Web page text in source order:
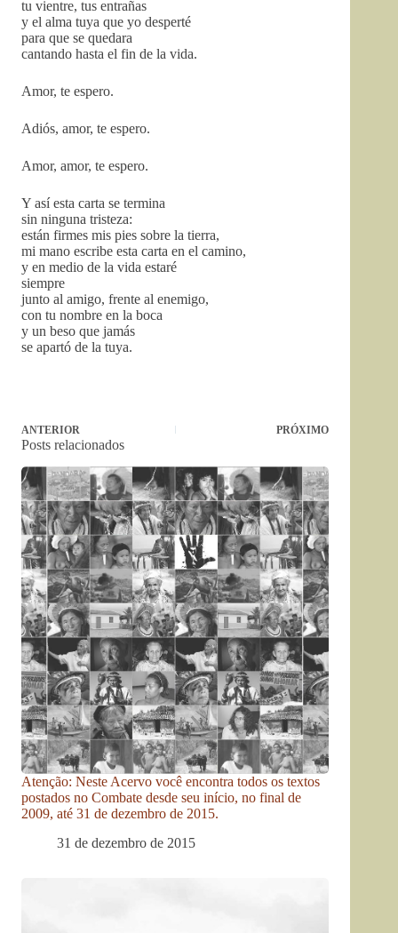
tu vientre, tus entrañas
y el alma tuya que yo desperté
para que se quedara
cantando hasta el fin de la vida.
Amor, te espero.
Adiós, amor, te espero.
Amor, amor, te espero.
Y así esta carta se termina
sin ninguna tristeza:
están firmes mis pies sobre la tierra,
mi mano escribe esta carta en el camino,
y en medio de la vida estaré
siempre
junto al amigo, frente al enemigo,
con tu nombre en la boca
y un beso que jamás
se apartó de la tuya.
ANTERIOR PRÓXIMO
Posts relacionados
Atenção: Neste Acervo você encontra todos os textos
postados no Combate desde seu início, no final de
2009, até 31 de dezembro de 2015.
31 de dezembro de 2015